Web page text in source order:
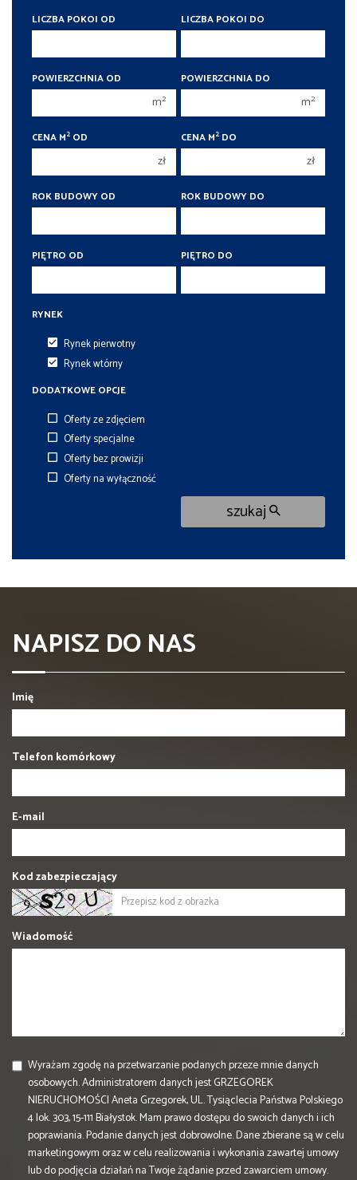
450 000 zł
450 000 zł
LICZBA POKOI OD
2 pokoje
3 pokoje
4 pokoje
LICZBA POKOI DO
2 pokoje
3 pokoje
4 pokoje
POWIERZCHNIA OD
m2
POWIERZCHNIA DO
m2
CENA M2 OD
zł
CENA M2 DO
zł
ROK BUDOWY OD ROK BUDOWY DO
PIĘTRO OD PIĘTRO DO
RYNEK
Rynek pierwotny
Rynek wtórny
DODATKOWE OPCJE
Oferty ze zdjęciem
Oferty specjalne
Oferty bez prowizji
Oferty na wyłączność
szukaj
NAPISZ DO NAS
Imię
Telefon komórkowy
E-mail
Kod zabezpieczający
Wiadomość
Wyrażam zgodę na przetwarzanie podanych przeze mnie danych
osobowych. Administratorem danych jest GRZEGOREK
NIERUCHOMOŚCI Aneta Grzegorek, UL. Tysiąclecia Państwa Polskiego
4 lok. 303, 15-111 Białystok. Mam prawo dostępu do swoich danych i ich
poprawiania. Podanie danych jest dobrowolne. Dane zbierane są w celu
marketingowym oraz w celu realizowania i wykonania zawartej umowy
lub do podjęcia działań na Twoje żądanie przed zawarciem umowy.